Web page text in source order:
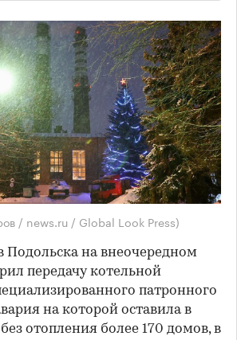
/ news.ru / Global Look Press)
Подольска на внеочередном
передачу котельной
патронного
на которой оставила в
отопления более 170 домов, в